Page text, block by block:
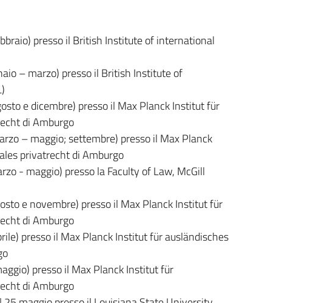
presso il British Institute of international
– marzo) presso il British Institute of
e dicembre) presso il Max Planck Institut für
di Amburgo
– maggio; settembre) presso il Max Planck
privatrecht di Amburgo
- maggio) presso la Faculty of Law, McGill
e novembre) presso il Max Planck Institut für
di Amburgo
presso il Max Planck Institut für ausländisches
presso il Max Planck Institut für
di Amburgo